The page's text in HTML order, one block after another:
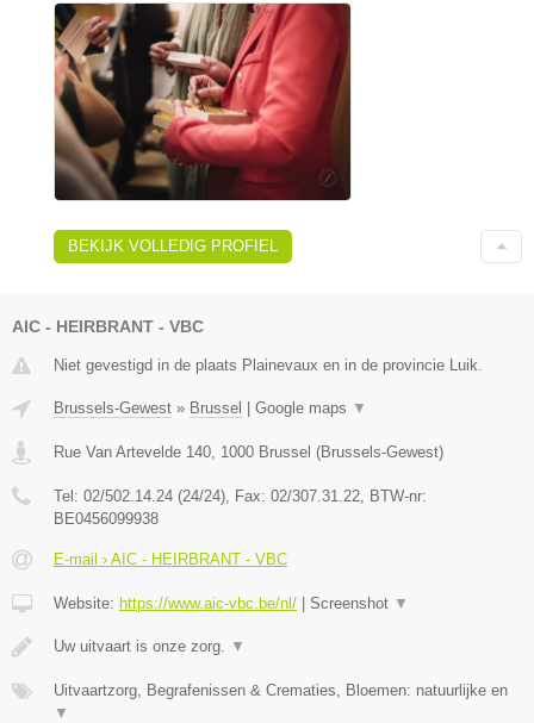
BEKIJK VOLLEDIG PROFIEL
AIC - HEIRBRANT - VBC
Niet gevestigd in de plaats Plainevaux en in de provincie Luik.
Brussels-Gewest » Brussel | Google maps ▼
Rue Van Artevelde 140 1000 Brussel (Brussels-Gewest)
Tel: 02/502.14.24 (24/24) , Fax: 02/307.31.22 , BTW-nr:
BE0456099938
E-mail › AIC - HEIRBRANT - VBC
Website: https://www.aic-vbc.be/nl/ | Screenshot ▼
Uw uitvaart is onze zorg. ▼
Uitvaartzorg, Begrafenissen & Crematies, Bloemen: natuurlijke en
▼